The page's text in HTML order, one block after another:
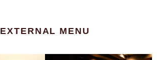
EXTERNAL MENU